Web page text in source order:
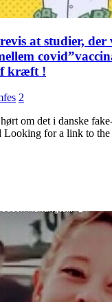
at studier, der
kræft !
2
om det i danske
Looking for a link to the